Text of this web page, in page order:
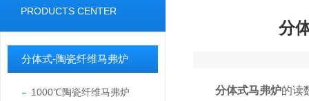
PRODUCTS CENTER
分体式-陶瓷纤维马弗炉
1000℃陶瓷纤维马弗炉
分
分体式马弗炉的读